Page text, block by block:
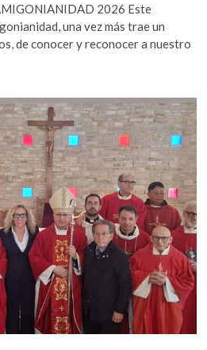
2026 Este
una vez más trae un
de conocer y reconocer a nuestro